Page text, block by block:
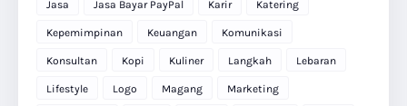
Jasa Jasa Bayar PayPal Karir Katering
Kepemimpinan Keuangan Komunikasi
Konsultan Kopi Kuliner Langkah Lebaran
Lifestyle Logo Magang Marketing